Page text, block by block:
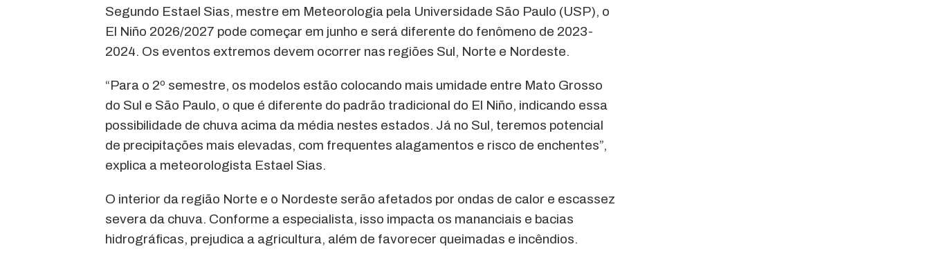
Segundo Estael Sias, mestre em Meteorologia pela Universidade São Paulo (USP), o
El Niño 2026/2027 pode começar em junho e será diferente do fenômeno de 2023-
2024. Os eventos extremos devem ocorrer nas regiões Sul, Norte e Nordeste.
“Para o 2º semestre, os modelos estão colocando mais umidade entre Mato Grosso
do Sul e São Paulo, o que é diferente do padrão tradicional do El Niño, indicando essa
possibilidade de chuva acima da média nestes estados. Já no Sul, teremos potencial
de precipitações mais elevadas, com frequentes alagamentos e risco de enchentes”,
explica a meteorologista Estael Sias.
O interior da região Norte e o Nordeste serão afetados por ondas de calor e escassez
severa da chuva. Conforme a especialista, isso impacta os mananciais e bacias
hidrográficas, prejudica a agricultura, além de favorecer queimadas e incêndios.